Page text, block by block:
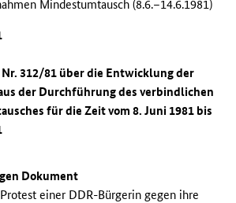
Mindestumtausch (8.6.–14.6.1981)
312/81 über die Entwicklung der
der Durchführung des verbindlichen
für die Zeit vom 8. Juni 1981 bis
Dokument
einer DDR-Bürgerin gegen ihre